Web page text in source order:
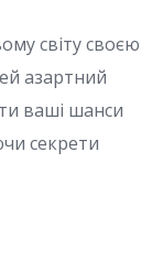
світу своєю
азартний
ваші шанси
секрети